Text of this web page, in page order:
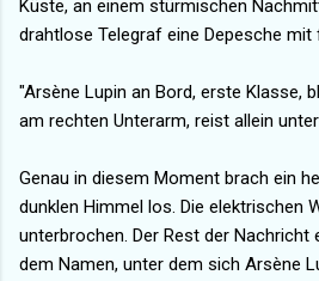
Küste, an einem stürmischen
drahtlose Telegraf eine Depesche mit
"Arsène Lupin an Bord, erste Klasse,
am rechten Unterarm, reist allein unter
Genau in diesem Moment brach ein
dunklen Himmel los. Die elektrischen
unterbrochen. Der Rest der Nachricht
dem Namen, unter dem sich Arsène